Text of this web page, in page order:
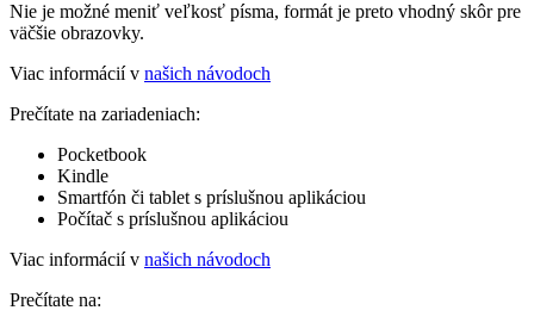
Nie je možné meniť veľkosť písma, formát je preto vhodný skôr pre
väčšie obrazovky.
Viac informácií v našich návodoch
Prečítate na zariadeniach:
Pocketbook
Kindle
Smartfón či tablet s príslušnou aplikáciou
Počítač s príslušnou aplikáciou
Viac informácií v našich návodoch
Prečítate na: